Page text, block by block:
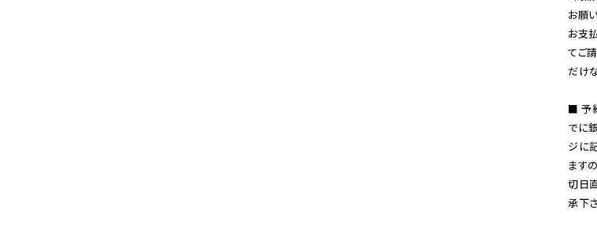
お願
お支
てご
だけ
■ 予
でに
ジに
ます
切日
承下